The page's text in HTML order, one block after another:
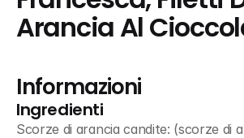
Arancia Al
Informazioni
Ingredienti
Scorze di arancia candite: (scorze di